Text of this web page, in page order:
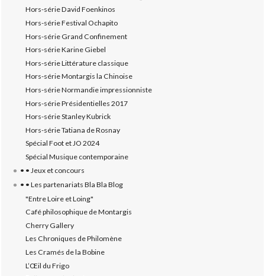
Hors-série David Foenkinos
Hors-série Festival Ochapito
Hors-série Grand Confinement
Hors-série Karine Giebel
Hors-série Littérature classique
Hors-série Montargis la Chinoise
Hors-série Normandie impressionniste
Hors-série Présidentielles 2017
Hors-série Stanley Kubrick
Hors-série Tatiana de Rosnay
Spécial Foot et JO 2024
Spécial Musique contemporaine
• • Jeux et concours
• • Les partenariats Bla Bla Blog
"Entre Loire et Loing"
Café philosophique de Montargis
Cherry Gallery
Les Chroniques de Philomène
Les Cramés de la Bobine
L’‎Œil du Frigo